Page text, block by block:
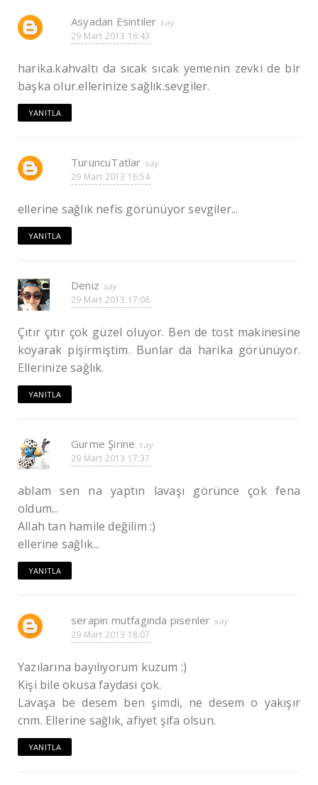
Asyadan Esintiler
29 Mart 2013 16:43
harika.kahvaltı da sıcak sıcak yemenin zevki de bir
başka olur.ellerinize sağlık.sevgiler.
YANITLA
TuruncuTatlar
29 Mart 2013 16:54
ellerine sağlık nefis görünüyor sevgiler...
YANITLA
Deniz
29 Mart 2013 17:08
Çıtır çıtır çok güzel oluyor. Ben de tost makinesine
koyarak pişirmiştim. Bunlar da harika görünüyor.
Ellerinize sağlık.
YANITLA
Gurme Şirine
29 Mart 2013 17:37
ablam sen na yaptın lavaşı görünce çok fena
oldum...
Allah tan hamile değilim :)
ellerine sağlık...
YANITLA
serapin mutfaginda pisenler
29 Mart 2013 18:07
Yazılarına bayılıyorum kuzum :)
Kişi bile okusa faydası çok.
Lavaşa be desem ben şimdi, ne desem o yakışır
cnm. Ellerine sağlık, afiyet şifa olsun.
YANITLA